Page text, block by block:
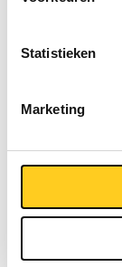
Statistieken
Marketing
ook in volle
in
voor groei.
Goed
Voor de nieuwe
A1
A1 en de
geschikt om